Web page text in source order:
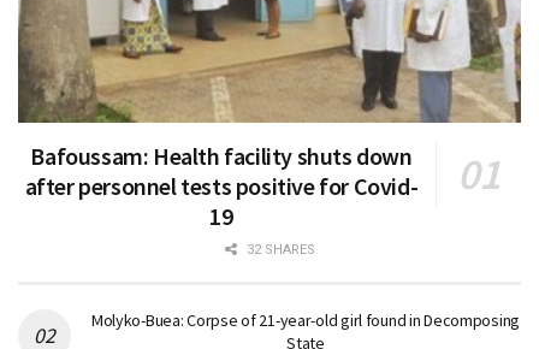
Bafoussam: Health facility shuts down
after personnel tests positive for Covid-
19
32 SHARES
Molyko-Buea: Corpse of 21-year-old girl found in Decomposing
State